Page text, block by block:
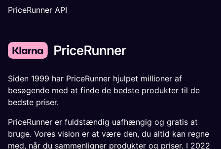
PriceRunner API
Siden 1999 har PriceRunner hjulpet millioner af
besøgende med at finde de bedste produkter til de
bedste priser.
PriceRunner er fuldstændig uafhængig og gratis at
bruge. Vores vision er at være den, du altid kan regne
med, når du sammenligner produkter og priser. I 2022